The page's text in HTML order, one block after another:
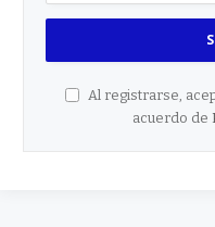
Al registrarse,
acuerdo de